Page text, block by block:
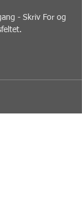
- Skriv For og